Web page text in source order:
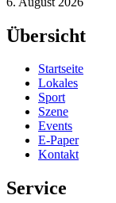
Übersicht
Startseite
Lokales
Sport
Szene
Events
E-Paper
Kontakt
Service